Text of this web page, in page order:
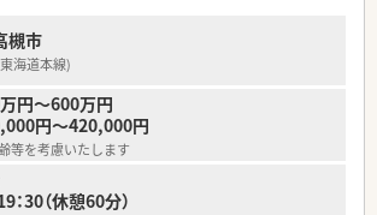
取得率は80%近くと非常に高く、ラウンダー薬剤
も万全で休みが取りやすいです。
を組み合わせたローテーションシフト制で、全スタ
勤務体系で働いています。
槻市
海道本線)
円～600万円
円～420,000円
等を考慮いたします
：30（休憩60分）